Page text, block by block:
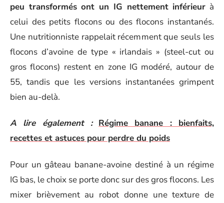
peu transformés ont un IG nettement inférieur à
celui des petits flocons ou des flocons instantanés.
Une nutritionniste rappelait récemment que seuls les
flocons d’avoine de type « irlandais » (steel-cut ou
gros flocons) restent en zone IG modéré, autour de
55, tandis que les versions instantanées grimpent
bien au-delà.
A lire également : Régime banane : bienfaits,
recettes et astuces pour perdre du poids
Pour un gâteau banane-avoine destiné à un régime
IG bas, le choix se porte donc sur des gros flocons. Les
mixer brièvement au robot donne une texture de